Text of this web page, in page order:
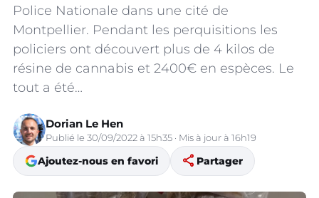
Police Nationale dans une cité de
Montpellier. Pendant les perquisitions les
policiers ont découvert plus de 4 kilos de
résine de cannabis et 2400€ en espèces. Le
tout a été…
Dorian Le Hen
Publié le 30/09/2022 à 15h35 · Mis à jour à 16h19
Ajoutez-nous en favori share Partager